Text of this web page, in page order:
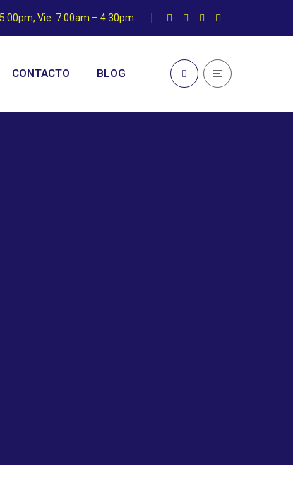
Vie: 7:00am – 4:30pm
CONTACTO BLOG